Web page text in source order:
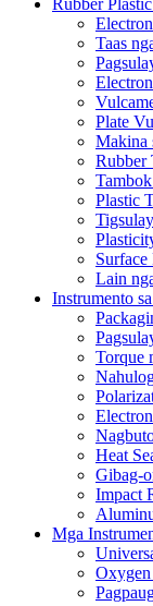
Taas
Plate
Makina
Rubber
Plastic
Surface
Lain
Instrumento
Torque
Heat
Gibag-
Impact
Mga